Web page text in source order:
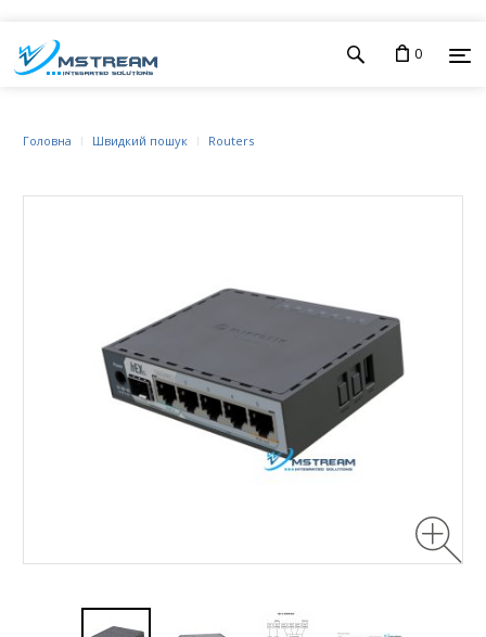
0
Головна Швидкий пошук Routers